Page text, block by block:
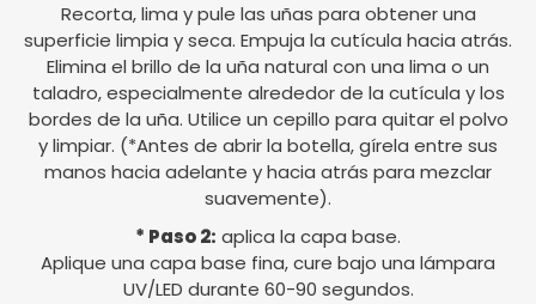
Recorta, lima y pule las uñas para obtener una
superficie limpia y seca. Empuja la cutícula hacia atrás.
Elimina el brillo de la uña natural con una lima o un
taladro, especialmente alrededor de la cutícula y los
bordes de la uña. Utilice un cepillo para quitar el polvo
y limpiar. (*Antes de abrir la botella, gírela entre sus
manos hacia adelante y hacia atrás para mezclar
suavemente).
* Paso 2: aplica la capa base.
Aplique una capa base fina, cure bajo una lámpara
UV/LED durante 60-90 segundos.